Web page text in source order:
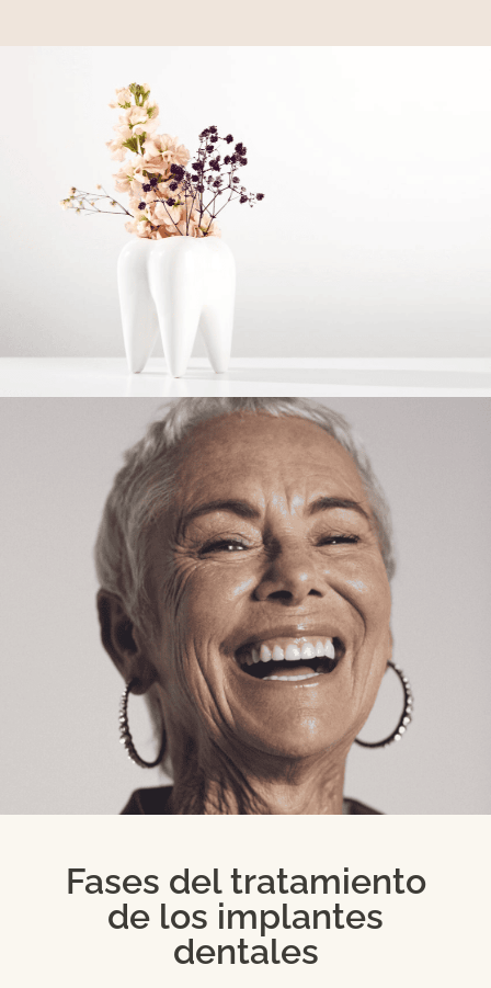
Fases del tratamiento
de los implantes
dentales